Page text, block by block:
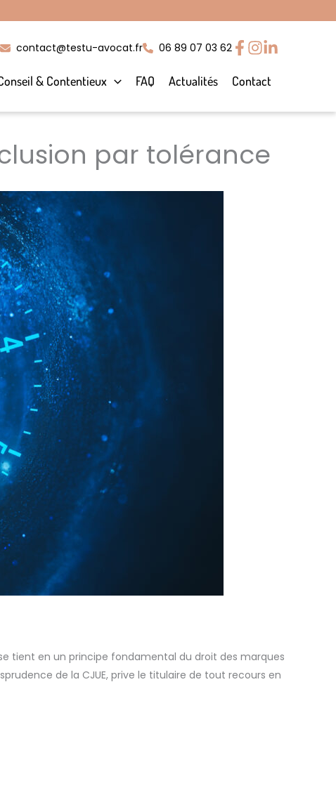
& Contentieux FAQ Actualités Contact
contact@testu-avocat.fr 06 89 07 03 62
par tolérance
tient en un principe fondamental du droit des marques
de la CJUE, prive le titulaire de tout recours en